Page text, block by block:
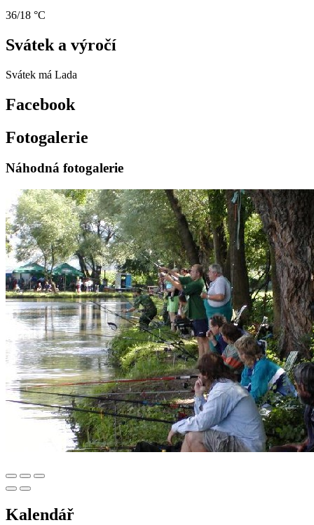
36/18 °C
Svátek a výročí
Svátek má Lada
Facebook
Fotogalerie
Náhodná fotogalerie
Kalendář